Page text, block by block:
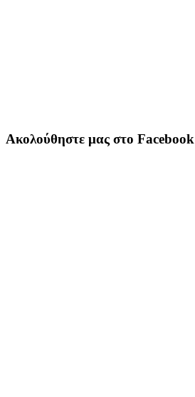
Ακολούθηστε μας στο Facebook